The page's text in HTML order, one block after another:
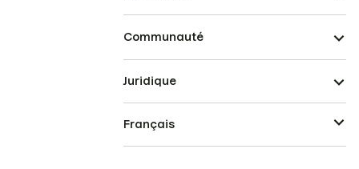
Communauté
Juridique
Français